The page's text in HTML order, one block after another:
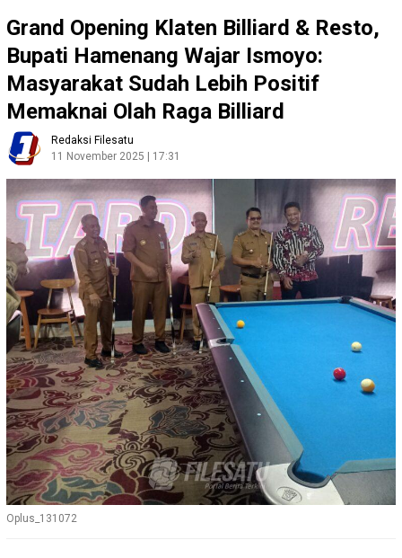
Grand Opening Klaten Billiard & Resto,
Bupati Hamenang Wajar Ismoyo:
Masyarakat Sudah Lebih Positif
Memaknai Olah Raga Billiard
Redaksi Filesatu
11 November 2025 | 17:31
Oplus_131072